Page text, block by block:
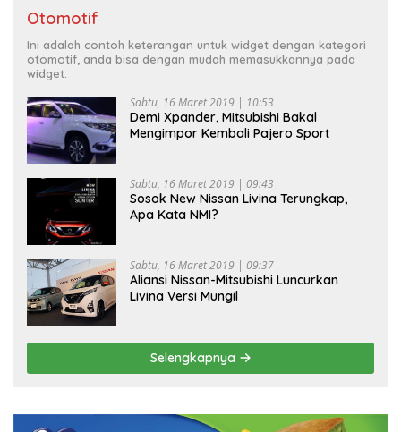
Otomotif
Ini adalah contoh keterangan untuk widget dengan kategori
otomotif, anda bisa dengan mudah memasukkannya pada
widget.
Sabtu, 16 Maret 2019 | 10:53
Demi Xpander, Mitsubishi Bakal
Mengimpor Kembali Pajero Sport
Sabtu, 16 Maret 2019 | 09:43
Sosok New Nissan Livina Terungkap,
Apa Kata NMI?
Sabtu, 16 Maret 2019 | 09:37
Aliansi Nissan-Mitsubishi Luncurkan
Livina Versi Mungil
Selengkapnya